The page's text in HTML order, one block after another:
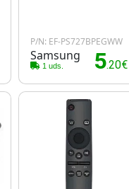
P/N: EF-PS727BPEGWW
Samsung
1 uds. 5.20€